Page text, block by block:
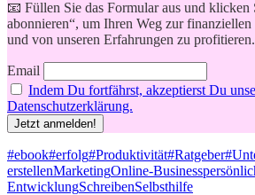
📧 Füllen Sie das Formular aus und klicken
abonnieren“, um Ihren Weg zur
und von unseren Erfahrungen zu profitieren.
Email
Indem Du fortfährst, akzeptierst Du
Datenschutzerklärung.
Schlagwörter
#ebook#erfolg#Produktivität#Ratgeber
erstellenMarketingOnline-Business
EntwicklungSchreibenSelbsthilfe